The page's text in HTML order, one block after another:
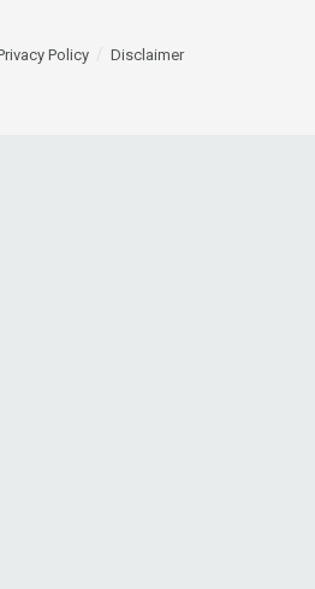
Policy Disclaimer